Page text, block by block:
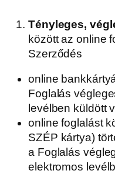
Tényleges,
között az online
Szerződés
online
Foglalás
levélben küldött
online foglalást
SZÉP kártya)
a Foglalás
elektromos